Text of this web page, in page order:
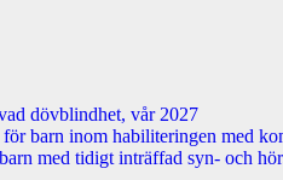
dövblindhet, vår 2027
barn inom habiliteringen med
med tidigt inträffad syn- och